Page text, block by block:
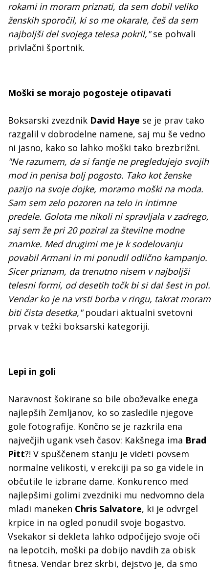
rokami in moram priznati, da sem dobil veliko
ženskih sporočil, ki so me okarale, češ da sem
najboljši del svojega telesa pokril,"se pohvali
privlačni športnik.
Moški se morajo pogosteje otipavati
Boksarski zvezdnik David Haye se je prav tako
razgalil v dobrodelne namene, saj mu še vedno
ni jasno, kako so lahko moški tako brezbrižni.
"Ne razumem, da si fantje ne pregledujejo svojih
mod in penisa bolj pogosto. Tako kot ženske
pazijo na svoje dojke, moramo moški na moda.
Sam sem zelo pozoren na telo in intimne
predele. Golota me nikoli ni spravljala v zadrego,
saj sem že pri 20 poziral za številne modne
znamke. Med drugimi me je k sodelovanju
povabil Armani in mi ponudil odlično kampanjo.
Sicer priznam, da trenutno nisem v najboljši
telesni formi, od desetih točk bi si dal šest in pol.
Vendar ko je na vrsti borba v ringu, takrat moram
biti čista desetka,"poudari aktualni svetovni
prvak v težki boksarski kategoriji.
Lepi in goli
Naravnost šokirane so bile oboževalke enega
najlepših Zemljanov, ko so zasledile njegove
gole fotografije. Končno se je razkrila ena
največjih ugank vseh časov: Kakšnega ima Brad
Pitt?! V spuščenem stanju je videti povsem
normalne velikosti, v erekciji pa so ga videle in
občutile le izbrane dame. Konkurenco med
najlepšimi golimi zvezdniki mu nedvomno dela
mladi maneken Chris Salvatore, ki je odvrgel
krpice in na ogled ponudil svoje bogastvo.
Vsekakor si dekleta lahko odpočijejo svoje oči
na lepotcih, moški pa dobijo navdih za obisk
fitnesa. Vendar brez skrbi, dejstvo je, da smo